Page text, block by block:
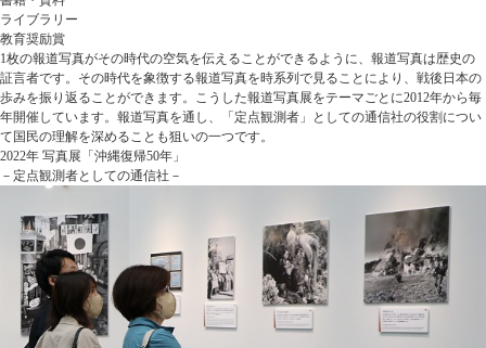
ライブラリー
教育奨励賞
1枚の報道写真がその時代の空気を伝えることができるように、報道写真は歴史の
証言者です。その時代を象徴する報道写真を時系列で見ることにより、戦後日本の
歩みを振り返ることができます。こうした報道写真展をテーマごとに2012年から毎
年開催しています。報道写真を通し、「定点観測者」としての通信社の役割につい
て国民の理解を深めることも狙いの一つです。
2022年 写真展「沖縄復帰50年」
－定点観測者としての通信社－